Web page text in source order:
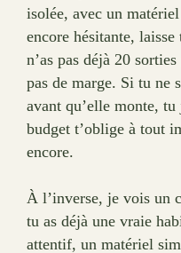
isolée, avec un
encore hésitante,
n’as pas déjà 20
pas de marge. Si tu ne
avant qu’elle monte,
budget t’oblige à tout
encore.
À l’inverse, je vois un
tu as déjà une vraie
attentif, un matériel